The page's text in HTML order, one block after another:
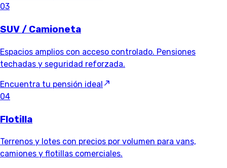
03
SUV / Camioneta
Espacios amplios con acceso controlado. Pensiones
techadas y seguridad reforzada.
Encuentra tu pensión ideal
04
Flotilla
Terrenos y lotes con precios por volumen para vans,
camiones y flotillas comerciales.